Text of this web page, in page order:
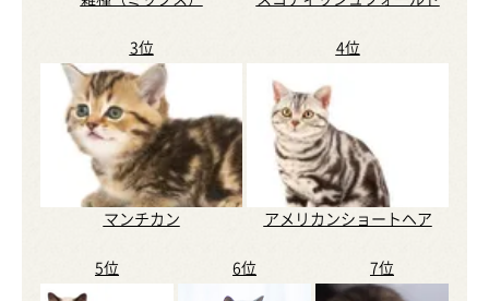
3位
マンチカン
4位
アメリカンショートヘア
5位 6位 7位